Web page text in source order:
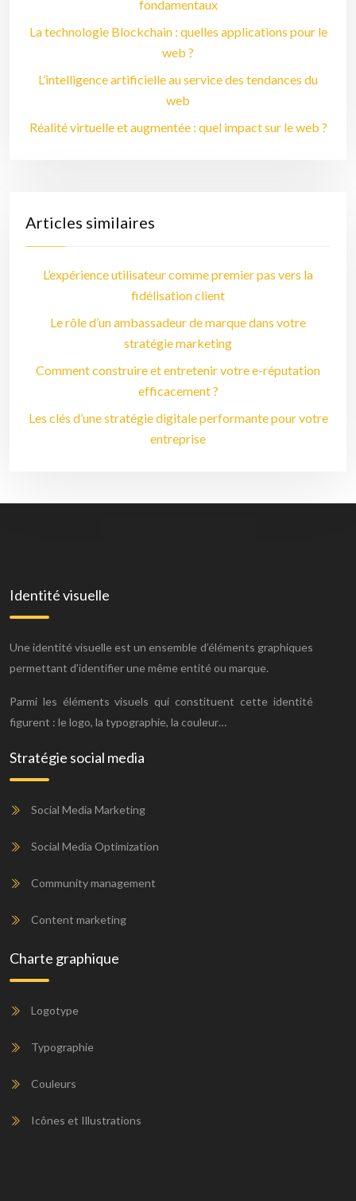
fondamentaux
La technologie Blockchain : quelles applications pour le
web ?
L’intelligence artificielle au service des tendances du
web
Réalité virtuelle et augmentée : quel impact sur le web ?
Articles similaires
L’expérience utilisateur comme premier pas vers la
fidélisation client
Le rôle d’un ambassadeur de marque dans votre
stratégie marketing
Comment construire et entretenir votre e-réputation
efficacement ?
Les clés d’une stratégie digitale performante pour votre
entreprise
Identité visuelle
Une identité visuelle est un ensemble d’éléments graphiques
permettant d’identifier une même entité ou marque.
Parmi les éléments visuels qui constituent cette identité
figurent : le logo, la typographie, la couleur…
Stratégie social media
Social Media Marketing
Social Media Optimization
Community management
Content marketing
Charte graphique
Logotype
Typographie
Couleurs
Icônes et Illustrations